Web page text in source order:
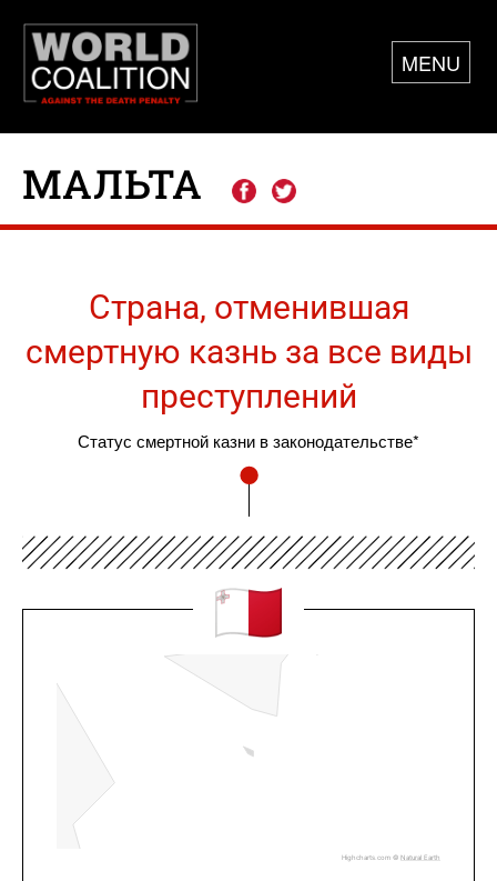
MENU
МАЛЬТА
Страна, отменившая
смертную казнь за все виды
преступлений
Статус смертной казни в законодательстве*
Highcharts.com © Natural Earth